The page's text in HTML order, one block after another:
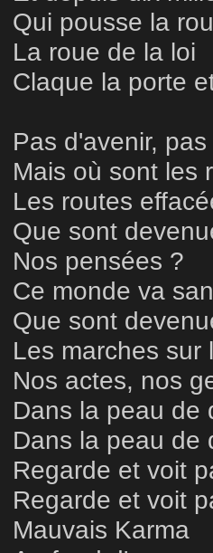
Qui pousse la
La roue de la loi
Claque la porte
Pas d'avenir,
Mais où sont les
Les routes
Que sont
Nos pensées ?
Ce monde va
Que sont
Les marches sur
Nos actes, nos
Dans la peau de
Dans la peau de
Regarde et voit
Regarde et voit
Mauvais Karma